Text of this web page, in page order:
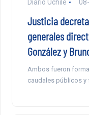
Diario Uchile
Justicia
generales
González y
Ambos fueron
caudales públicos